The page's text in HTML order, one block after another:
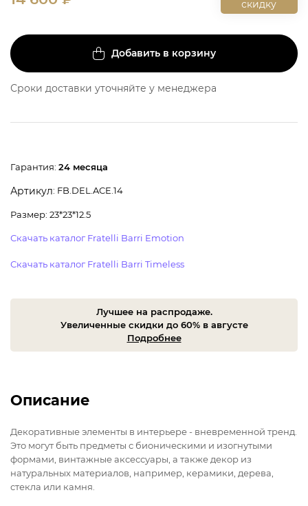
скидку
Добавить в корзину
Сроки доставки уточняйте у менеджера
Гарантия: 24 месяца
Артикул: FB.DEL.ACE.14
Размер: 23*23*12.5
Скачать каталог Fratelli Barri Emotion
Скачать каталог Fratelli Barri Timeless
Лучшее на распродаже.
Увеличенные скидки до 60% в августе
Подробнее
Описание
Декоративные элементы в интерьере - вневременной тренд.
Это могут быть предметы с бионическими и изогнутыми
формами, винтажные аксессуары, а также декор из
натуральных материалов, например, керамики, дерева,
стекла или камня.